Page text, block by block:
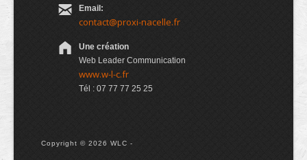
Email:
contact@proxi-nacelle.fr
Une création
Web Leader Communication
www.w-l-c.fr
Tél : 07 77 77 25 25
Copyright © 2026 WLC -